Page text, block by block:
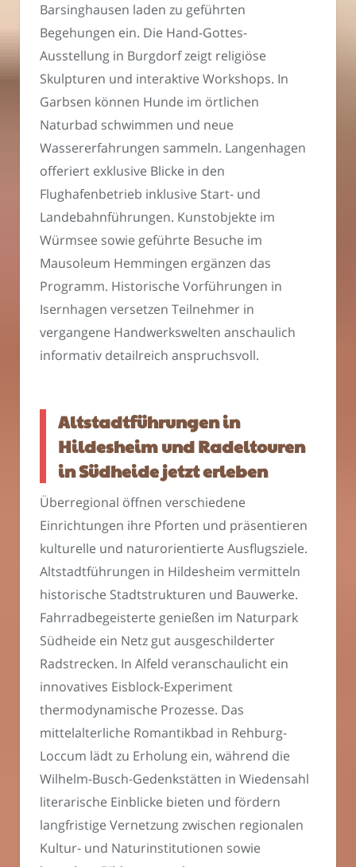
Barsinghausen laden zu geführten
Begehungen ein. Die Hand-Gottes-
Ausstellung in Burgdorf zeigt religiöse
Skulpturen und interaktive Workshops. In
Garbsen können Hunde im örtlichen
Naturbad schwimmen und neue
Wassererfahrungen sammeln. Langenhagen
offeriert exklusive Blicke in den
Flughafenbetrieb inklusive Start- und
Landebahnführungen. Kunstobjekte im
Würmsee sowie geführte Besuche im
Mausoleum Hemmingen ergänzen das
Programm. Historische Vorführungen in
Isernhagen versetzen Teilnehmer in
vergangene Handwerkswelten anschaulich
informativ detailreich anspruchsvoll.
Altstadtführungen in
Hildesheim und Radeltouren
in Südheide jetzt erleben
Überregional öffnen verschiedene
Einrichtungen ihre Pforten und präsentieren
kulturelle und naturorientierte Ausflugsziele.
Altstadtführungen in Hildesheim vermitteln
historische Stadtstrukturen und Bauwerke.
Fahrradbegeisterte genießen im Naturpark
Südheide ein Netz gut ausgeschilderter
Radstrecken. In Alfeld veranschaulicht ein
innovatives Eisblock-Experiment
thermodynamische Prozesse. Das
mittelalterliche Romantikbad in Rehburg-
Loccum lädt zu Erholung ein, während die
Wilhelm-Busch-Gedenkstätten in Wiedensahl
literarische Einblicke bieten und fördern
langfristige Vernetzung zwischen regionalen
Kultur- und Naturinstitutionen sowie